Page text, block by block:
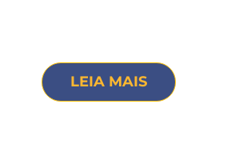
LEIA MAIS